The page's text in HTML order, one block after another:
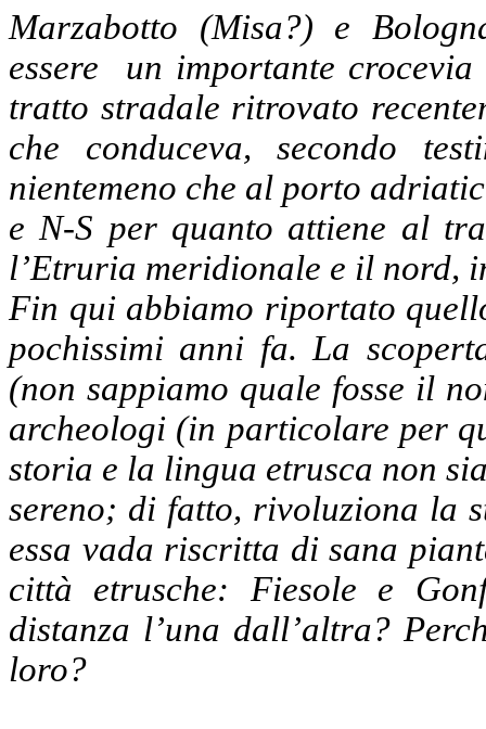
Marzabotto (Misa?) e
essere
un importante
tratto stradale ritrovato
che conduceva, secondo
nientemeno che al porto
e N-S per quanto attiene al
l’Etruria meridionale e il nord,
Fin qui abbiamo riportato
pochissimi anni fa. La
(non sappiamo quale fosse il
archeologi (in particolare per
storia e la lingua etrusca non
sereno; di fatto, rivoluziona la
essa vada riscritta di sana
città etrusche: Fiesole e
distanza l’una dall’altra?
loro?